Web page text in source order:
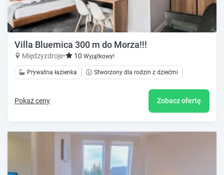
Villa Bluemica 300 m do Morza!!!
Międzyzdroje• 10 Wyjątkowy!
Prywatna łazienka Stworzony dla rodzin z dziećmi
Pokaż ceny Zobacz ofertę